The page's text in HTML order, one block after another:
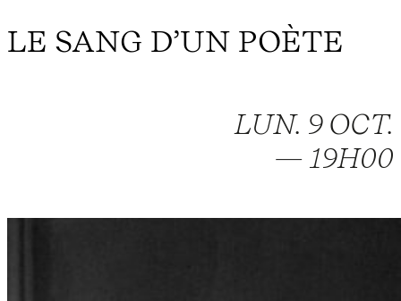
LE SANG D’UN POÈTE
LUN. 9 OCT.
— 19H00